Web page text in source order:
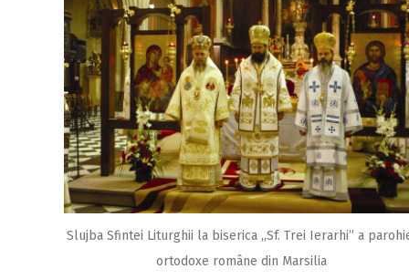
Slujba Sfintei Liturghii la biserica ,,Sf. Trei Ierarhi” a
ortodoxe române din Marsilia